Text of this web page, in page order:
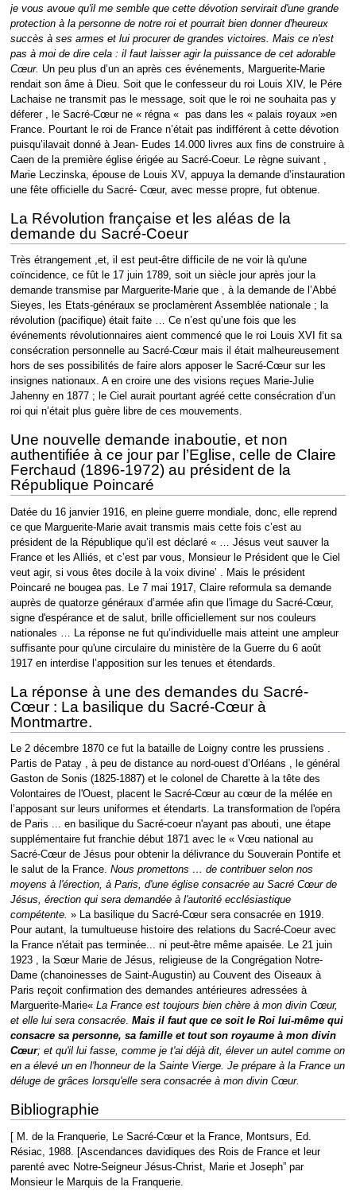
je vous avoue qu'il me semble que cette dévotion servirait d'une grande
protection à la personne de notre roi et pourrait bien donner d'heureux
succès à ses armes et lui procurer de grandes victoires. Mais ce n'est
pas à moi de dire cela : il faut laisser agir la puissance de cet adorable
Cœur. Un peu plus d’un an après ces événements, Marguerite-Marie
rendait son âme à Dieu. Soit que le confesseur du roi Louis XIV, le Pére
Lachaise ne transmit pas le message, soit que le roi ne souhaita pas y
déferer , le Sacré-Cœur ne « régna « pas dans les « palais royaux »en
France. Pourtant le roi de France n’était pas indifférent à cette dévotion
puisqu’ilavait donné à Jean- Eudes 14.000 livres aux fins de construire à
Caen de la première église érigée au Sacré-Coeur. Le règne suivant ,
Marie Leczinska, épouse de Louis XV, appuya la demande d’instauration
une fête officielle du Sacré- Cœur, avec messe propre, fut obtenue.
La Révolution française et les aléas de la
demande du Sacré-Coeur
Très étrangement ,et, il est peut-être difficile de ne voir là qu'une
coïncidence, ce fût le 17 juin 1789, soit un siècle jour après jour la
demande transmise par Marguerite-Marie que , à la demande de l’Abbé
Sieyes, les Etats-généraux se proclamèrent Assemblée nationale ; la
révolution (pacifique) était faite … Ce n’est qu’une fois que les
événements révolutionnaires aient commencé que le roi Louis XVI fit sa
consécration personnelle au Sacré-Cœur mais il était malheureusement
hors de ses possibilités de faire alors apposer le Sacré-Cœur sur les
insignes nationaux. A en croire une des visions reçues Marie-Julie
Jahenny en 1877 ; le Ciel aurait pourtant agréé cette consécration d’un
roi qui n’était plus guère libre de ces mouvements.
Une nouvelle demande inaboutie, et non
authentifiée à ce jour par l’Eglise, celle de Claire
Ferchaud (1896-1972) au président de la
République Poincaré
Datée du 16 janvier 1916, en pleine guerre mondiale, donc, elle reprend
ce que Marguerite-Marie avait transmis mais cette fois c’est au
président de la République qu’il est déclaré « … Jésus veut sauver la
France et les Alliés, et c’est par vous, Monsieur le Président que le Ciel
veut agir, si vous êtes docile à la voix divine’ . Mais le président
Poincaré ne bougea pas. Le 7 mai 1917, Claire reformula sa demande
auprès de quatorze généraux d’armée afin que l'image du Sacré-Cœur,
signe d'espérance et de salut, brille officiellement sur nos couleurs
nationales … La réponse ne fut qu’individuelle mais atteint une ampleur
suffisante pour qu'une circulaire du ministère de la Guerre du 6 août
1917 en interdise l’apposition sur les tenues et étendards.
La réponse à une des demandes du Sacré-
Cœur : La basilique du Sacré-Cœur à
Montmartre.
Le 2 décembre 1870 ce fut la bataille de Loigny contre les prussiens .
Partis de Patay , à peu de distance au nord-ouest d’Orléans , le général
Gaston de Sonis (1825-1887) et le colonel de Charette à la tête des
Volontaires de l'Ouest, placent le Sacré-Cœur au cœur de la mélée en
l’apposant sur leurs uniformes et étendarts. La transformation de l'opéra
de Paris ... en basilique du Sacré-coeur n'ayant pas abouti, une étape
supplémentaire fut franchie début 1871 avec le « Vœu national au
Sacré-Cœur de Jésus pour obtenir la délivrance du Souverain Pontife et
le salut de la France. Nous promettons … de contribuer selon nos
moyens à l'érection, à Paris, d'une église consacrée au Sacré Cœur de
Jésus, érection qui sera demandée à l'autorité ecclésiastique
compétente. » La basilique du Sacré-Cœur sera consacrée en 1919.
Pour autant, la tumultueuse histoire des relations du Sacré-Coeur avec
la France n'était pas terminée... ni peut-être même apaisée. Le 21 juin
1923 , la Sœur Marie de Jésus, religieuse de la Congrégation Notre-
Dame (chanoinesses de Saint-Augustin) au Couvent des Oiseaux à
Paris reçoit confirmation des demandes antérieures adressées à
Marguerite-Marie« La France est toujours bien chère à mon divin Cœur,
et elle lui sera consacrée. Mais il faut que ce soit le Roi lui-même qui
consacre sa personne, sa famille et tout son royaume à mon divin
Cœur; et qu'il lui fasse, comme je t'ai déjà dit, élever un autel comme on
en a élevé un en l'honneur de la Sainte Vierge. Je prépare à la France un
déluge de grâces lorsqu'elle sera consacrée à mon divin Cœur.
Bibliographie
[ M. de la Franquerie, Le Sacré-Cœur et la France, Montsurs, Ed.
Résiac, 1988. [Ascendances davidiques des Rois de France et leur
parenté avec Notre-Seigneur Jésus-Christ, Marie et Joseph” par
Monsieur le Marquis de la Franquerie.